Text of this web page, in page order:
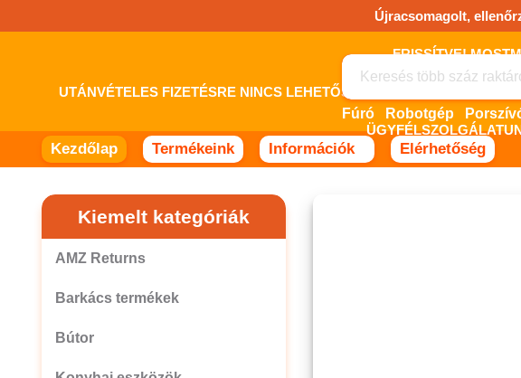
a
Újracsomagolt,
FRISSÍTVE!
UTÁNVÉTELES FIZETÉSRE NINCS LEHETŐSÉG! FIZETNI ONLINE
Fúró Robotgép
Kezdőlap Termékeink Információk Elérhetőség
Kiemelt kategóriák
AMZ Returns
Barkács termékek
Bútor